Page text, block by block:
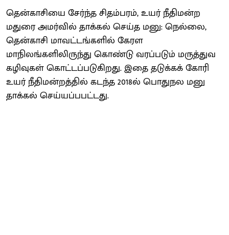
தென்காசியை சேர்ந்த சிதம்பரம், உயர் நீதிமன்ற
மதுரை அமர்வில் தாக்கல் செய்த மனு: நெல்லை,
தென்காசி மாவட்டங்களில் கேரள
மாநிலங்களிலிருந்து கொண்டு வரப்படும் மருத்துவ
கழிவுகள் கொட்டப்படுகிறது. இதை தடுக்கக் கோரி
உயர் நீதிமன்றத்தில் கடந்த 2018ல் பொதுநல மனு
தாக்கல் செய்யப்பபட்டது.